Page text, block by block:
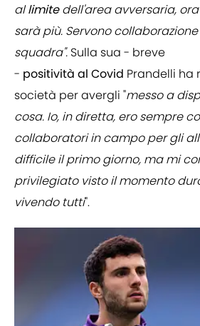
allimitedell'area avversaria,
sarà più. Servono
squadra". Sulla sua - breve
- positività al Covid Prandelli ha
società per avergli "messo a
cosa. Io, in diretta, ero sempre
collaboratori in campo per gli
difficile il primo giorno, ma mi
privilegiato visto il momento
vivendo tutti".